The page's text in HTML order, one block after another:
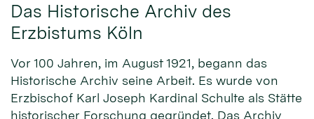
Das Historische Archiv des
Erzbistums Köln
Vor 100 Jahren, im August 1921, begann das
Historische Archiv seine Arbeit. Es wurde von
Erzbischof Karl Joseph Kardinal Schulte als Stätte
historischer Forschung gegründet. Das Archiv